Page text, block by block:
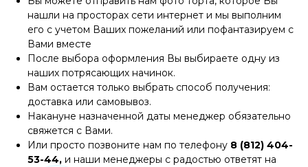
нашли на просторах сети интернет и мы выполним
его с учетом Ваших пожеланий или пофантазируем с
Вами вместе
После выбора оформления Вы выбираете одну из
наших потрясающих начинок.
Вам остается только выбрать способ получения:
доставка или самовывоз.
Накануне назначенной даты менеджер обязательно
свяжется с Вами.
Или просто позвоните нам по телефону 8 (812) 404-
53-44, и наши менеджеры с радостью ответят на